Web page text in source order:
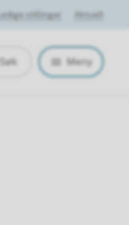
Ledige stillinger Aktuelt
Søk Meny